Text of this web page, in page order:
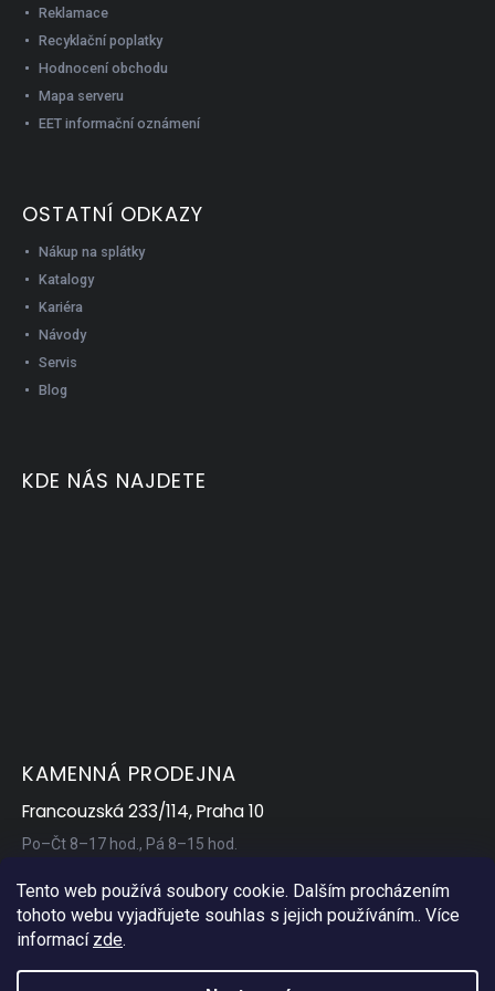
Tento web používá soubory cookie. Dalším procházením
tohoto webu vyjadřujete souhlas s jejich používáním.. Více
informací zde.
Reklamace
Recyklační poplatky
Hodnocení obchodu
Mapa serveru
EET informační oznámení
OSTATNÍ ODKAZY
Nákup na splátky
Katalogy
Kariéra
Návody
Servis
Blog
KDE NÁS NAJDETE
KAMENNÁ PRODEJNA
Francouzská 233/114, Praha 10
Po–Čt 8–17 hod., Pá 8–15 hod.